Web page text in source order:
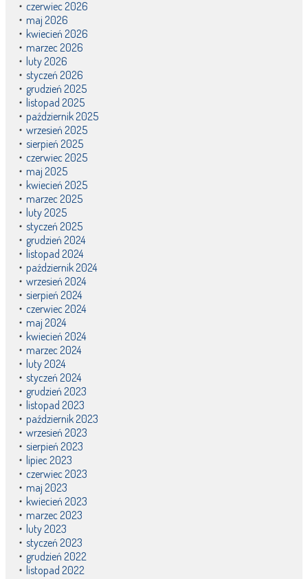
czerwiec 2026
maj 2026
kwiecień 2026
marzec 2026
luty 2026
styczeń 2026
grudzień 2025
listopad 2025
październik 2025
wrzesień 2025
sierpień 2025
czerwiec 2025
maj 2025
kwiecień 2025
marzec 2025
luty 2025
styczeń 2025
grudzień 2024
listopad 2024
październik 2024
wrzesień 2024
sierpień 2024
czerwiec 2024
maj 2024
kwiecień 2024
marzec 2024
luty 2024
styczeń 2024
grudzień 2023
listopad 2023
październik 2023
wrzesień 2023
sierpień 2023
lipiec 2023
czerwiec 2023
maj 2023
kwiecień 2023
marzec 2023
luty 2023
styczeń 2023
grudzień 2022
listopad 2022